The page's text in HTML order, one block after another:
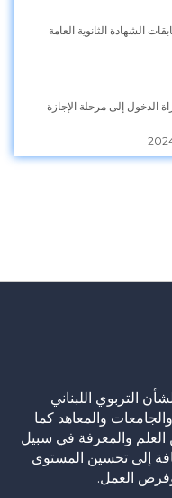
الشهادة الثانوية العامة
الدخول إلى مرحلة الإجازة
التربوي اللبناني
والمعاهد كما
والمعرفة في سبيل
إلى تحسين المستوى
العمل.